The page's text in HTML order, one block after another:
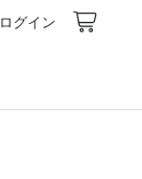
ログイン